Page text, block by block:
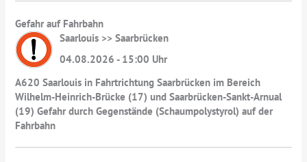
Gefahr auf Fahrbahn
Saarlouis >> Saarbrücken
04.08.2026 - 15:00 Uhr
A620 Saarlouis in Fahrtrichtung Saarbrücken im Bereich
Wilhelm-Heinrich-Brücke (17) und Saarbrücken-Sankt-Arnual
(19) Gefahr durch Gegenstände (Schaumpolystyrol) auf der
Fahrbahn